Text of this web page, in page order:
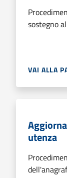
sostegno
VAI ALLA
utenza